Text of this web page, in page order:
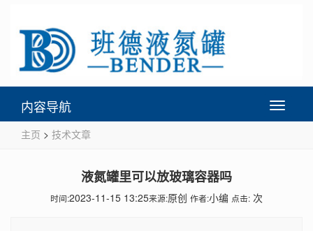
Toggle
内容导航
主页 > 技术文章
液氮罐里可以放玻璃容器吗
时间:2023-11-15 13:25来源:原创 作者:小编 点击: 次